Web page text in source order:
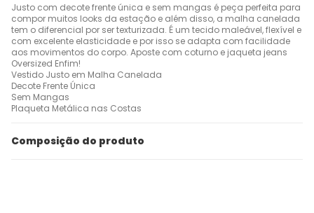
Justo com decote frente única e sem mangas é peça perfeita para
compor muitos looks da estação e além disso, a malha canelada
tem o diferencial por ser texturizada. É um tecido maleável, flexível e
com excelente elasticidade e por isso se adapta com facilidade
aos movimentos do corpo. Aposte com coturno e jaqueta jeans
Oversized Enfim!
Vestido Justo em Malha Canelada
Decote Frente Única
Sem Mangas
Plaqueta Metálica nas Costas
Composição do produto